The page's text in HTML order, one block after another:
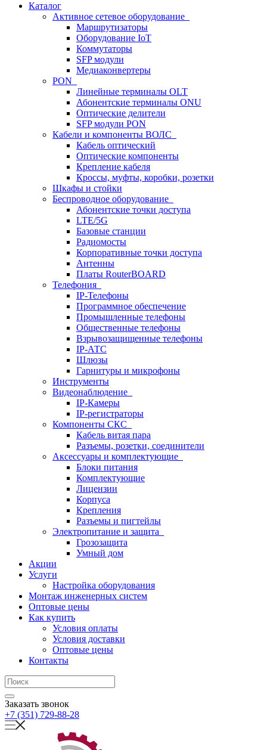
Каталог
Активное сетевое оборудование
Маршрутизаторы
Оборудование IoT
Коммутаторы
SFP модули
Медиаконвертеры
PON
Линейные терминалы OLT
Абонентские терминалы ONU
Оптические делители
SFP модули PON
Кабели и компоненты ВОЛС
Кабель оптический
Оптические компоненты
Крепление кабеля
Кроссы, муфты, коробки, розетки
Шкафы и стойки
Беспроводное оборудование
Абонентские точки доступа
LTE/5G
Базовые станции
Радиомосты
Корпоративные точки доступа
Антенны
Платы RouterBOARD
Телефония
IP-Телефоны
Программное обеспечение
Промышленные телефоны
Общественные телефоны
Взрывозащищенные телефоны
IP-АТС
Шлюзы
Гарнитуры и микрофоны
Инструменты
Видеонаблюдение
IP-Камеры
IP-регистраторы
Компоненты СКС
Кабель витая пара
Разъемы, розетки, соединители
Аксессуары и комплектующие
Блоки питания
Комплектующие
Лицензии
Корпуса
Крепления
Разъемы и пигтейлы
Электропитание и защита
Грозозащита
Умный дом
Акции
Услуги
Настройка оборудования
Монтаж инженерных систем
Оптовые цены
Как купить
Условия оплаты
Условия доставки
Оптовые цены
Контакты
Заказать звонок
+7 (351) 729-88-28